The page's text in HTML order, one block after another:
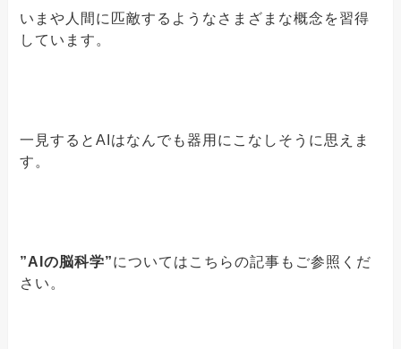
いまや人間に匹敵するようなさまざまな概念を習得
しています。
一見するとAIはなんでも器用にこなしそうに思えま
す。
”AIの脳科学”についてはこちらの記事もご参照くだ
さい。